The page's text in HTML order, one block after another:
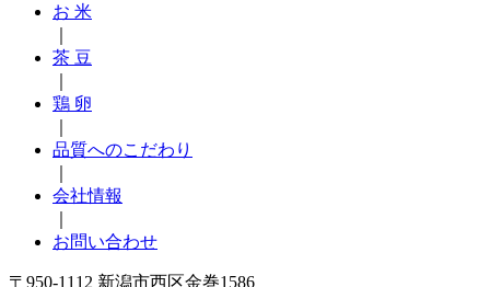
お 米
茶 豆
鶏 卵
品質へのこだわり
会社情報
お問い合わせ
〒950-1112 新潟市西区金巻1586